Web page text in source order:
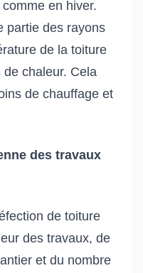
en hiver.
partie des rayons
de la toiture
chaleur. Cela
de chauffage et
des travaux
de toiture
des travaux, de
et du nombre